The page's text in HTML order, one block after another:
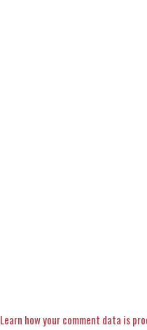
Learn how your comment data is